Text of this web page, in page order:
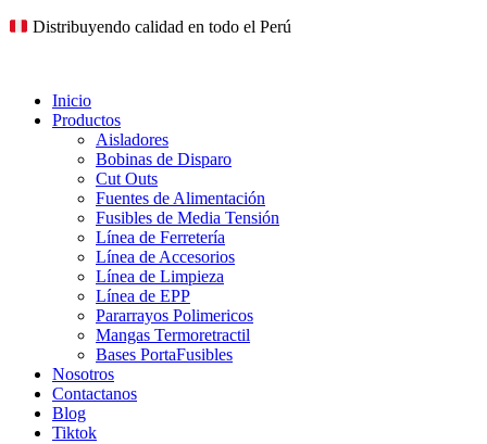
Ir
Distribuyendo calidad en todo el Perú
Inicio
Productos
Aisladores
Bobinas de Disparo
Cut Outs
Fuentes de Alimentación
Fusibles de Media Tensión
Línea de Ferretería
Línea de Accesorios
Línea de Limpieza
Línea de EPP
Pararrayos Polimericos
Mangas Termoretractil
Bases PortaFusibles
Nosotros
Contactanos
Blog
Tiktok